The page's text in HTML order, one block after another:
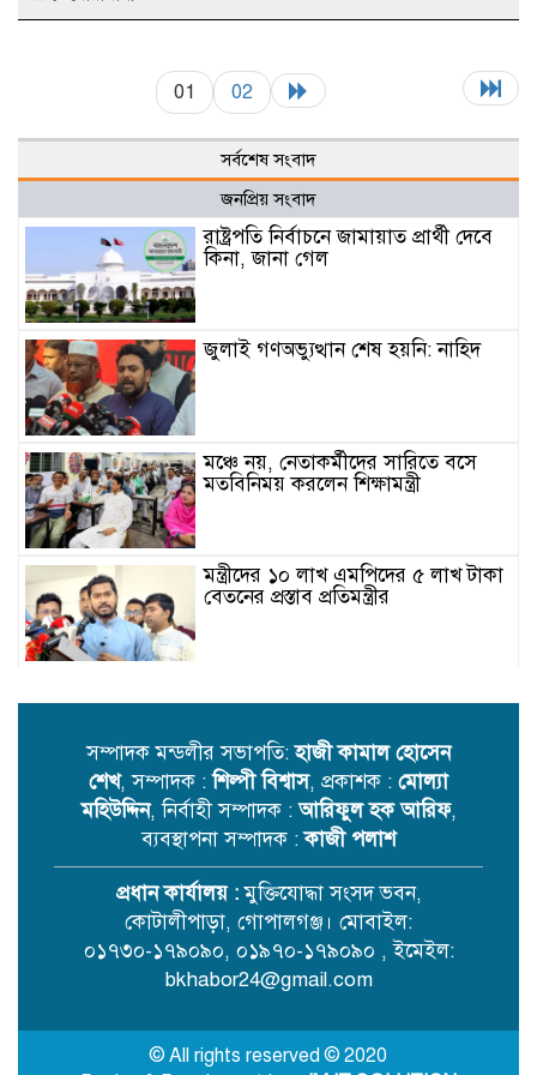
01 02
সর্বশেষ সংবাদ
জনপ্রিয় সংবাদ
রাষ্ট্রপতি নির্বাচনে জামায়াত প্রার্থী দেবে
কিনা, জানা গেল
জুলাই গণঅভ্যুত্থান শেষ হয়নি: নাহিদ
মঞ্চে নয়, নেতাকর্মীদের সারিতে বসে
মতবিনিময় করলেন শিক্ষামন্ত্রী
মন্ত্রীদের ১০ লাখ এমপিদের ৫ লাখ টাকা
বেতনের প্রস্তাব প্রতিমন্ত্রীর
এলএনজি কেনার অনুমোদন দিল সরকার
লিবিয়া থেকে দেশে ফিরলেন আরও ৩৪০
বাংলাদেশি
ইতালি বিমানবন্দরে আটকা উড়োজাহাজ,
যা বলল বিমান কর্তৃপক্ষ
সাত মন্ত্রণালয়ের তিন মন্ত্রী-প্রতিমন্ত্রী
বগুড়ায় আসছেন শনিবার
সম্পাদক মন্ডলীর সভাপতি:হাজী কামাল হোসেন
শেখ, সম্পাদক :শিল্পী বিশ্বাস, প্রকাশক : মোল্যা
মহিউদ্দিন, নির্বাহী সম্পাদক :আরিফুল হক আরিফ,
ব্যবস্থাপনা সম্পাদক :কাজী পলাশ
প্রধান কার্যালয় :মুক্তিযোদ্ধা সংসদ ভবন,
কোটালীপাড়া, গোপালগঞ্জ। মোবাইল:
০১৭৩০-১৭৯০৯০, ০১৯৭০-১৭৯০৯০ , ইমেইল:
bkhabor24@gmail.com
© All rights reserved © 2020